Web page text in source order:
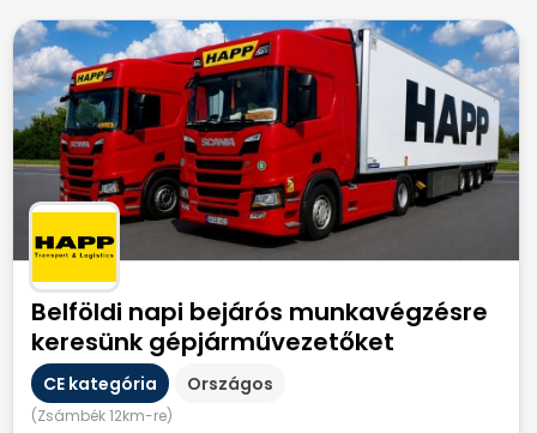
Belföldi napi bejárós munkavégzésre
keresünk gépjárművezetőket
CE kategória Országos
(Zsámbék 12km-re)